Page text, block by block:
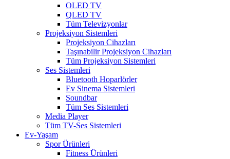
OLED TV
QLED TV
Tüm Televizyonlar
Projeksiyon Sistemleri
Projeksiyon Cihazları
Taşınabilir Projeksiyon Cihazları
Tüm Projeksiyon Sistemleri
Ses Sistemleri
Bluetooth Hoparlörler
Ev Sinema Sistemleri
Soundbar
Tüm Ses Sistemleri
Media Player
Tüm TV-Ses Sistemleri
Ev-Yaşam
Spor Ürünleri
Fitness Ürünleri